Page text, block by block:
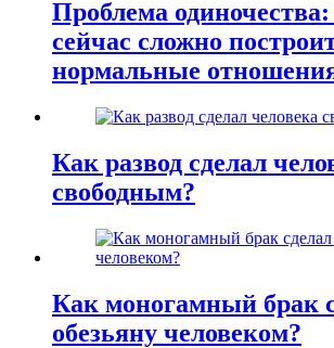
Проблема
сейчас сложно
нормальные
Как развод сделал
свободным?
Как моногамный брак
обезьяну человеком?